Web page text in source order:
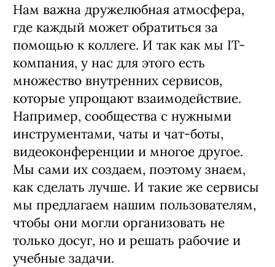
Нам важна дружелюбная атмо­сфера,
где каждый может обратиться за
помощью к коллеге. И так как мы IT-
компания, у нас для этого есть
множество внутренних сервисов,
которые упрощают взаимодействие.
Например, сообщества с нужными
инструментами, чаты и чат-боты,
видеоконференции и многое другое.
Мы сами их создаем, поэтому знаем,
как сделать лучше. И такие же сервисы
мы предлагаем нашим пользователям,
чтобы они могли организовать не
только досуг, но и решать рабочие и
учебные задачи.